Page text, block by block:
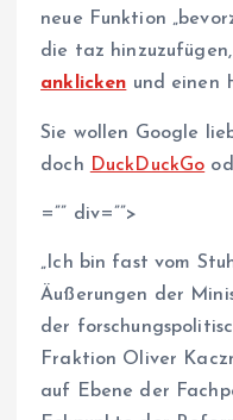
neue Funktion
die taz hinzuzufügen,
anklicken und einen
Sie wollen Google
doch DuckDuckGo
=”” div=””>
„Ich bin fast vom
Äußerungen der
der
Fraktion Oliver
auf Ebene der